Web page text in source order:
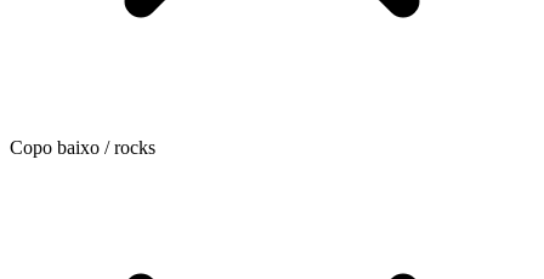
Copo baixo / rocks